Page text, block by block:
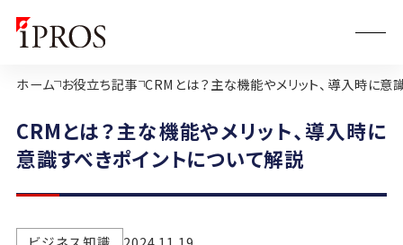
ホーム お役立ち記事 CRMとは？主な機能やメリット、導入時に意
CRMとは？主な機能やメリット、導入時に
意識すべきポイントについて解説